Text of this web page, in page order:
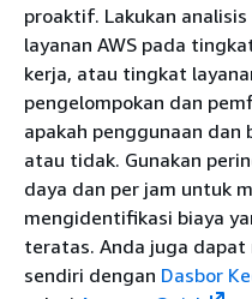
proaktif. Lakukan
layanan AWS pada
kerja, atau tingkat
pengelompokan dan
apakah penggunaan
atau tidak. Gunakan
daya dan per jam untuk
mengidentifikasi biaya
teratas. Anda juga dapat
sendiri dengan Dasbor